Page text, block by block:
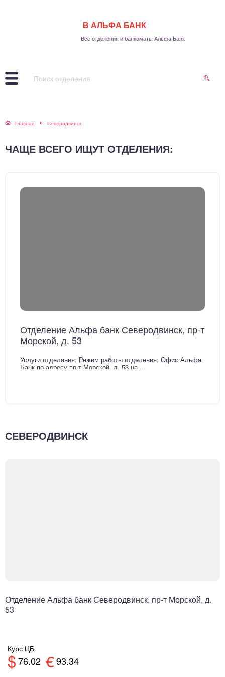
В АЛЬФА БАНК
Все отделения и банкоматы Альфа Банк
Главная Северодвинск
ЧАЩЕ ВСЕГО ИЩУТ ОТДЕЛЕНИЯ:
Отделение Альфа банк Северодвинск, пр-т
Морской, д. 53
Услуги отделения: Режим работы отделения: Офис Альфа
Банк по адресу пр-т Морской, д. 53 на ...
СЕВЕРОДВИНСК
Отделение Альфа банк Северодвинск, пр-т Морской, д.
53
Курс ЦБ
$76.02 €93.34